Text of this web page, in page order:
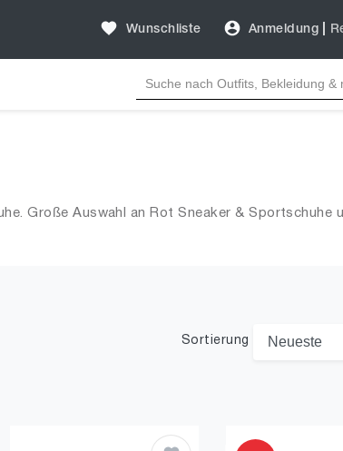
Wunschliste Anmeldung
Große Auswahl an Rot Sneaker & Sportschuhe
Sortierung